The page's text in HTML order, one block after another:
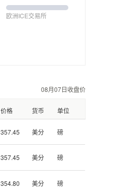
欧洲ICE交易所
08月07日收盘价
价格 货币 单位
357.45 美分 磅
357.45 美分 磅
354.80 美分 磅